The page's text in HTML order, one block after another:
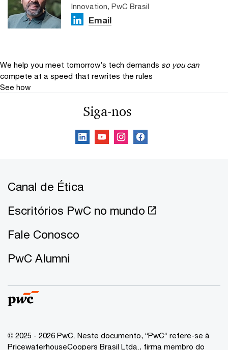
Innovation, PwC Brasil
Email
We help you meet tomorrow’s tech demands so you can
compete at a speed that rewrites the rules
See how
Siga-nos
Canal de Ética
Escritórios PwC no mundo
Fale Conosco
PwC Alumni
© 2025 - 2026 PwC. Neste documento, “PwC” refere-se à
PricewaterhouseCoopers Brasil Ltda., firma membro do